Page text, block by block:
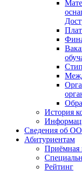
История
Сведения об ОО
Абитуриентам
Приёмная
Рейтинг